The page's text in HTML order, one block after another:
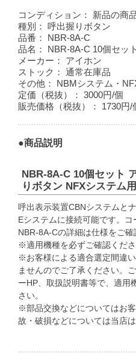
コンディション：
新品の商
種別：
呼出握りボタン
品番：
NBR-8A-C
品名：
NBR-8A-C 10個セット
メーカー：
アイホン
ストック：
通常在庫品
その他：
NBMシステム・
定価（税抜）：
3000円/個
販売価格（税抜）：
1730円/
●商品説明
NBR-8A-C 10個セット
りボタン NFXシステム用
呼出表示装置CBNシステムと
Eシステムに接続可能です。コ
NBR-8A-Cの詳細は仕様をご確
※適用機種を必ずご確認くださ
※お客様による適合選定間違
ませんのでご了承ください。
ーHP、取扱説明書等で、適用
さい。
※部品交換などについてはお
故・破損などについては当店